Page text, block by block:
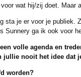
wat hij/zij doet. Maar
je er voor je publiek.
Sunnery ga ik ook voor
volle agenda en
jullie nooit het idee dat
worden?